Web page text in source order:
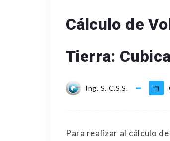
Cálculo de
Tierra:
Ing. S. C.S.S.
Para realizar al cálculo